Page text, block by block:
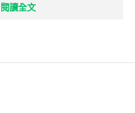
閱讀全文